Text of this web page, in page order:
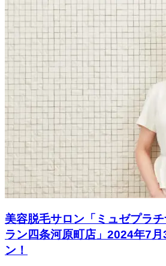
美容脱毛サロン「ミュゼプラ
ラン四条河原町店」2024年7
ン！